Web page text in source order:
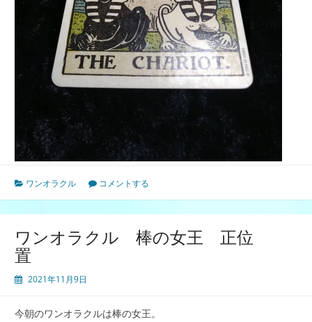
ワンオラクル コメントする
ワンオラクル 棒の女王 正位
置
2021年11月9日
今朝のワンオラクルは棒の女王。